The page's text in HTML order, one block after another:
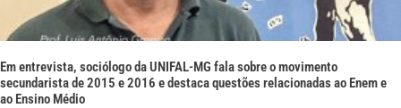
Em entrevista, sociólogo da UNIFAL-MG fala sobre o movimento
secundarista de 2015 e 2016 e destaca questões relacionadas ao Enem e
ao Ensino Médio